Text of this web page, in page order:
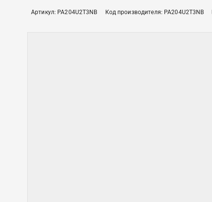
Артикул: PA204U2T3NB Код производителя: PA204U2T3NB